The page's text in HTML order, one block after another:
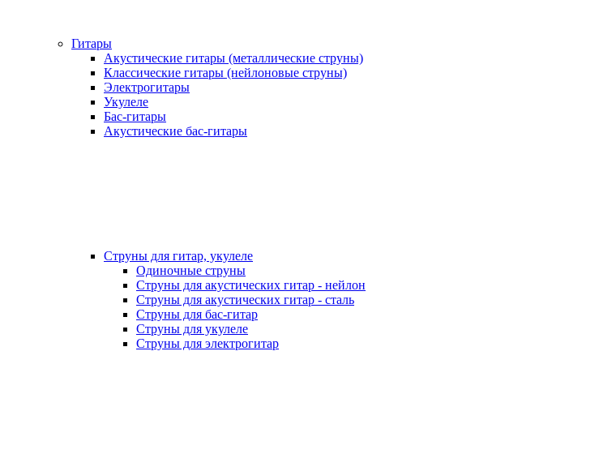
Гитары
Акустические гитары (металлические струны)
Классические гитары (нейлоновые струны)
Электрогитары
Укулеле
Бас-гитары
Акустические бас-гитары
Струны для гитар, укулеле
Одиночные струны
Струны для акустических гитар - нейлон
Струны для акустических гитар - сталь
Струны для бас-гитар
Струны для укулеле
Струны для электрогитар